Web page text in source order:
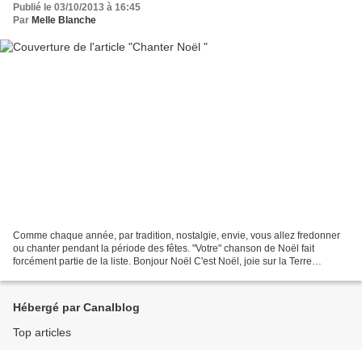
Publié le 03/10/2013 à 16:45
Par Melle Blanche
Comme chaque année, par tradition, nostalgie, envie, vous allez fredonner
ou chanter pendant la période des fêtes. "Votre" chanson de Noël fait
forcément partie de la liste. Bonjour Noël C'est Noël, joie sur la Terre
Hébergé par Canalblog
Top articles